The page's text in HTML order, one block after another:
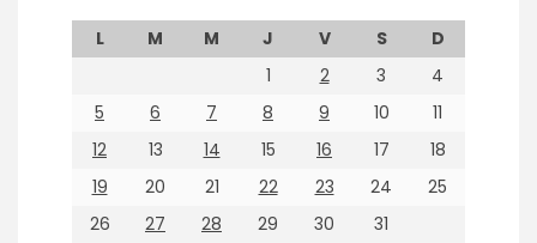
L M M J V S
D
1
2 3
4
5
6 7 8 9 10
11
12
13 14 15 16 17
18
19
20 21 22 23 24
25
26
27 28 29 30
31